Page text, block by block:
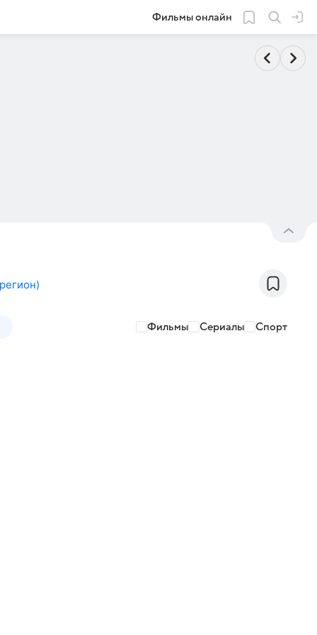
Фильмы онлайн
)
Фильмы Сериалы Спорт